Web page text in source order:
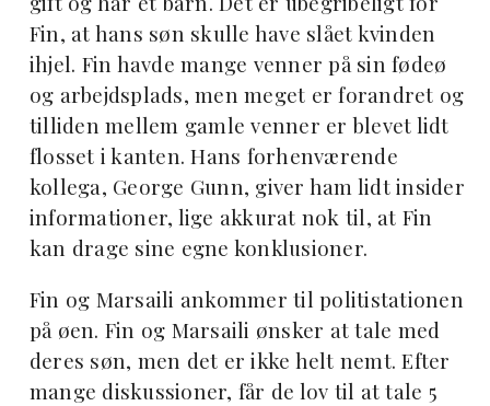
Fin, at hans søn skulle have slået kvinden
ihjel. Fin havde mange venner på sin fødeø
og arbejdsplads, men meget er forandret og
tilliden mellem gamle venner er blevet lidt
flosset i kanten. Hans forhenværende
kollega, George Gunn, giver ham lidt insider
informationer, lige akkurat nok til, at Fin
kan drage sine egne konklusioner.
Fin og Marsaili ankommer til politistationen
på øen. Fin og Marsaili ønsker at tale med
deres søn, men det er ikke helt nemt. Efter
mange diskussioner, får de lov til at tale 5